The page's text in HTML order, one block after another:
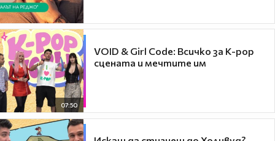
07:50
VOID & Girl Code: Всичко за K-pop
сцената и мечтите им